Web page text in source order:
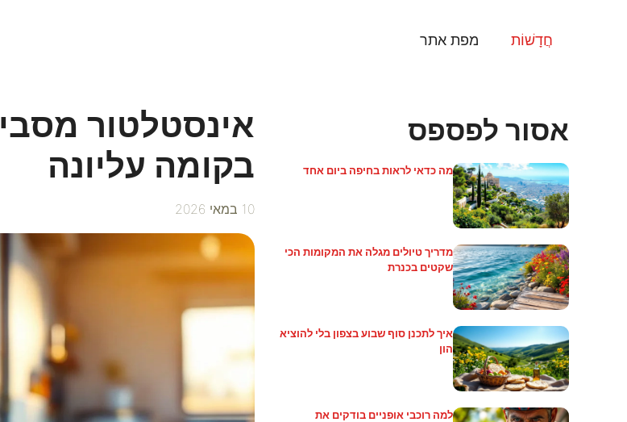
חֲדָשׁוֹת מפת אתר
אינסטלטור
בקומה עליונה
10 במאי 2026
אסור לפספס
מה כדאי לראות בחיפה ביום אחד
מדריך טיולים מגלה את המקומות הכי
שקטים בכנרת
איך לתכנן סוף שבוע בצפון בלי להוציא
הון
למה רוכבי אופניים בודקים את